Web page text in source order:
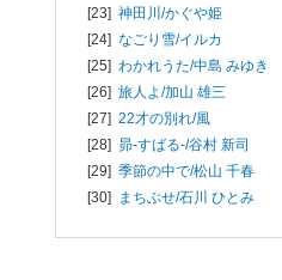
[23] 神田川/かぐや姫
[24] なごり雪/イルカ
[25] わかれうた/中島 みゆき
[26] 旅人よ/加山 雄三
[27] 22才の別れ/風
[28] 昴-すばる-/谷村 新司
[29] 季節の中で/松山 千春
[30] まちぶせ/石川 ひとみ